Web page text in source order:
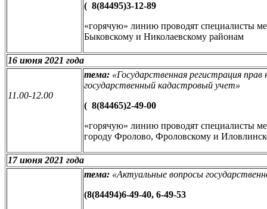
( 8(84495)3-12-89
«горячую» линию проводят специалисты
Быковскому и Николаевскому районам
16 июня 2021 года
11.00-12.00
тема: «Государственная регистрация
государственный кадастровый учет»
( 8(84465)2-49-00
«горячую» линию проводят специалисты
городу Фролово, Фроловскому и
17 июня 2021 года
тема: «Актуальные вопросы
(8(84494)6-49-40, 6-49-53